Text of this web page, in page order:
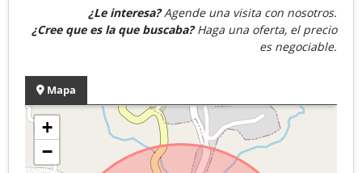
¿Le interesa?Agende una visita con nosotros.
¿Cree que es la que buscaba?Haga una oferta, el precio
es negociable.
Mapa
+
−